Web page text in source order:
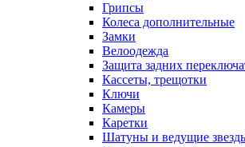
Грипсы
Колеса дополнительные
Замки
Велоодежда
Защита задних
Кассеты, трещотки
Ключи
Камеры
Каретки
Шатуны и ведущие